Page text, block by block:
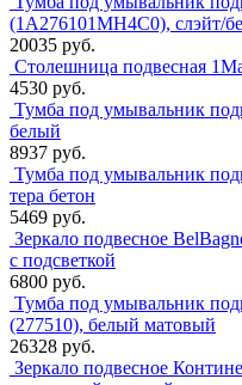
(1A276101MH4C0), слэйт/
20035 руб.
Столешница подвесная
4530 руб.
Тумба под умывальник
белый
8937 руб.
Тумба под умывальник
тера бетон
5469 руб.
Зеркало подвесное
с подсветкой
6800 руб.
Тумба под умывальник
(277510), белый матовый
26328 руб.
Зеркало подвесное